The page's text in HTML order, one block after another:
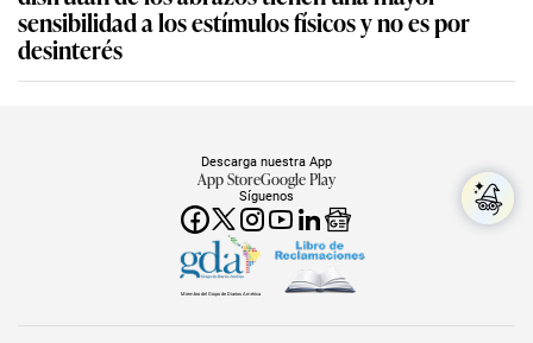
sensibilidad a los estímulos físicos y no es por
desinterés
Síguenos
Descarga nuestra App
App StoreGoogle Play
Miembro del Grupo de Diarios América